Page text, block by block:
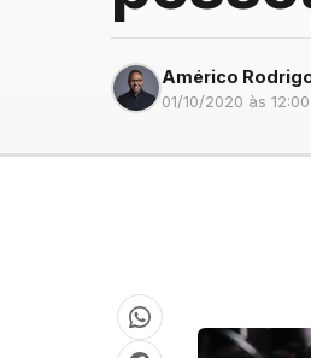
Américo
01/10/2020 às 12:00